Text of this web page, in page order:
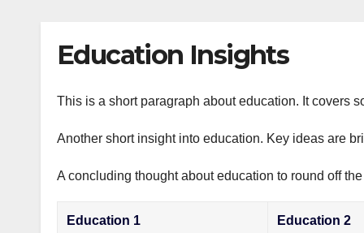
Education Insights
This is a short paragraph about education. It covers
Another short insight into education. Key ideas are
A concluding thought about education to round off
Education 1 Education 2